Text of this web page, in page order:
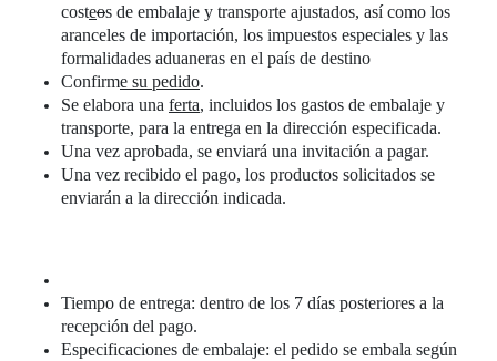
costeos de embalaje y transporte ajustados, así como los
aranceles de importación, los impuestos especiales y las
formalidades aduaneras en el país de destino
Confirme su pedido.
Se elabora una ferta, incluidos los gastos de embalaje y
transporte, para la entrega en la dirección especificada.
Una vez aprobada, se enviará una invitación a pagar.
Una vez recibido el pago, los productos solicitados se
enviarán a la dirección indicada.
Tiempo de entrega: dentro de los 7 días posteriores a la
recepción del pago.
Especificaciones de embalaje: el pedido se embala según